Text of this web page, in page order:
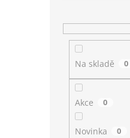
Na skladě 0
Akce 0
Novinka 0